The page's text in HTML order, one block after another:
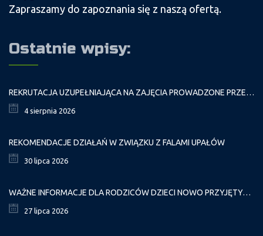
Zapraszamy do zapoznania się z naszą ofertą.
Ostatnie wpisy:
REKRUTACJA UZUPEŁNIAJĄCA NA ZAJĘCIA PROWADZONE PRZEZ PAŁAC MŁODZIEŻY W ROKU SZKOLNYM 2026/2027
4 sierpnia 2026
REKOMENDACJE DZIAŁAŃ W ZWIĄZKU Z FALAMI UPAŁÓW
30 lipca 2026
WAŻNE INFORMACJE DLA RODZICÓW DZIECI NOWO PRZYJĘTYCH GR. I
27 lipca 2026